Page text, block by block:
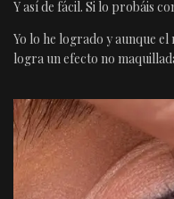
Y así de fácil. Si lo probáis
Yo lo he logrado y aunque
logra un efecto no